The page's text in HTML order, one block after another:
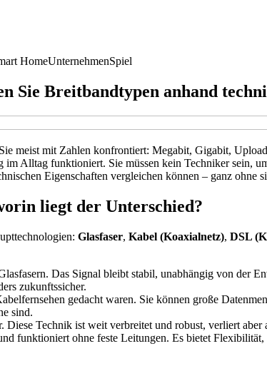
HomeUnternehmenSpiel
Sie Breitbandtypen anhand
meist mit Zahlen konfrontiert: Megabit, Gigabit,
Alltag funktioniert. Sie müssen kein Techniker sein,
Eigenschaften vergleichen können – ganz ohne
liegt der Unterschied?
Glasfaser, Kabel (Koaxialnetz), DSL
Das Signal bleibt stabil, unabhängig von der
zukunftssicher.
gedacht waren. Sie können große
sind.
Diese Technik ist weit verbreitet und robust, verliert
funktioniert ohne feste Leitungen. Es bietet